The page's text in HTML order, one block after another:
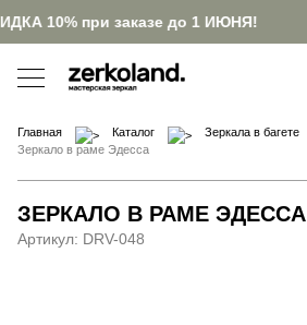
10% при заказе до 1 ИЮНЯ!
Главная Каталог
Зеркала в багете
Зеркало в раме Эдесса
ЗЕРКАЛО В РАМЕ ЭДЕССА
Артикул: DRV-048